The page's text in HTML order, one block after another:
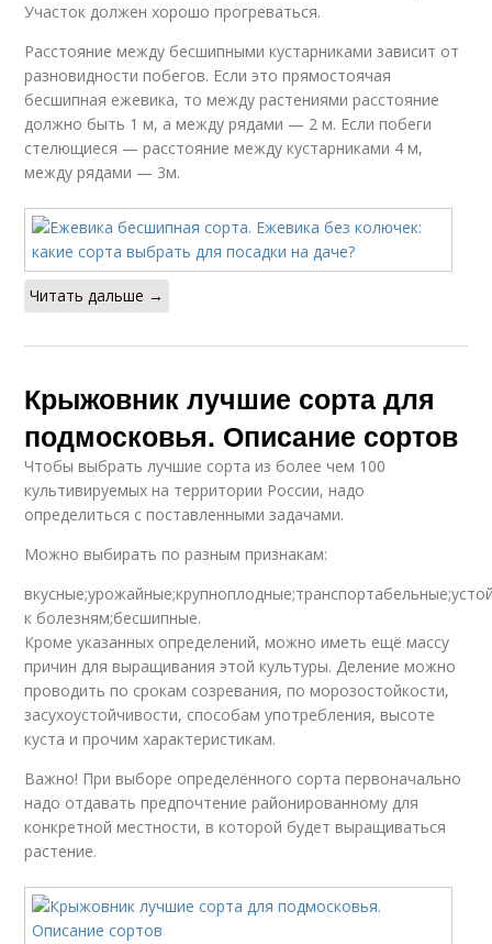
Участок должен хорошо прогреваться.
Расстояние между бесшипными кустарниками зависит от
разновидности побегов. Если это прямостоячая
бесшипная ежевика, то между растениями расстояние
должно быть 1 м, а между рядами — 2 м. Если побеги
стелющиеся — расстояние между кустарниками 4 м,
между рядами — 3м.
Читать дальше →
Крыжовник лучшие сорта для
подмосковья. Описание сортов
Чтобы выбрать лучшие сорта из более чем 100
культивируемых на территории России, надо
определиться с поставленными задачами.
Можно выбирать по разным признакам:
к болезням;бесшипные.
Кроме указанных определений, можно иметь ещё массу
причин для выращивания этой культуры. Деление можно
проводить по срокам созревания, по морозостойкости,
засухоустойчивости, способам употребления, высоте
куста и прочим характеристикам.
Важно! При выборе определённого сорта первоначально
надо отдавать предпочтение районированному для
конкретной местности, в которой будет выращиваться
растение.